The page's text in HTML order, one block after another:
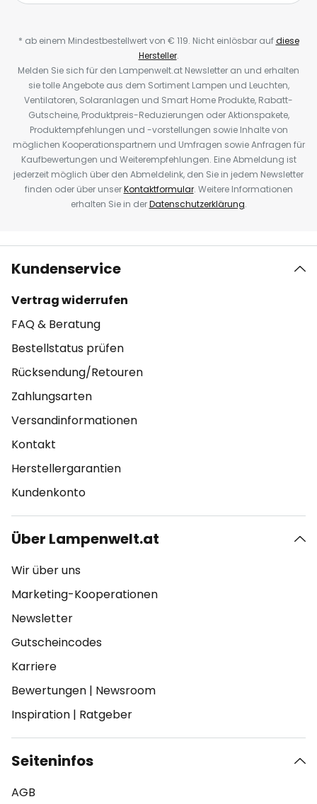
* ab einem Mindestbestellwert von € 119. Nicht einlösbar aufdiese
Hersteller.
Melden Sie sich für den Lampenwelt.at Newsletter an und erhalten
sie tolle Angebote aus dem Sortiment Lampen und Leuchten,
Ventilatoren, Solaranlagen und Smart Home Produkte, Rabatt-
Gutscheine, Produktpreis-Reduzierungen oder Aktionspakete,
Produktempfehlungen und -vorstellungen sowie Inhalte von
möglichen Kooperationspartnern und Umfragen sowie Anfragen für
Kaufbewertungen und Weiterempfehlungen. Eine Abmeldung ist
jederzeit möglich über den Abmeldelink, den Sie in jedem Newsletter
finden oder über unserKontaktformular. Weitere Informationen
erhalten Sie in derDatenschutzerklärung.
Kundenservice
Vertrag widerrufen
FAQ & Beratung
Bestellstatus prüfen
Rücksendung/Retouren
Zahlungsarten
Versandinformationen
Kontakt
Herstellergarantien
Kundenkonto
Über Lampenwelt.at
Wir über uns
Marketing-Kooperationen
Newsletter
Gutscheincodes
Karriere
Bewertungen | Newsroom
Inspiration | Ratgeber
Seiteninfos
AGB